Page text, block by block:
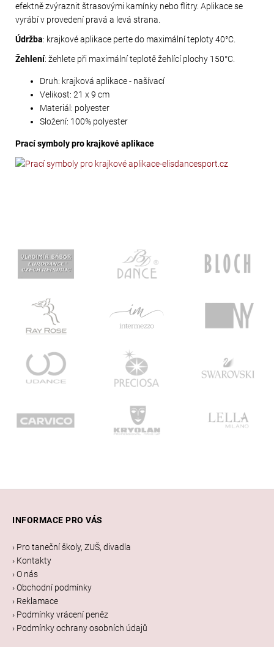
efektně zvýraznit štrasovými kamínky nebo flitry. Aplikace se
vyrábí v provedení pravá a levá strana.
Údržba: krajkové aplikace perte do maximální teploty 40°C.
Žehlení: žehlete při maximální teplotě žehlící plochy 150°C.
Druh: krajková aplikace - našívací
Velikost: 21 x 9 cm
Materiál: polyester
Složení: 100% polyester
Prací symboly pro krajkové aplikace
CM
620
Kč
INFORMACE PRO VÁS
› Pro taneční školy, ZUŠ, divadla
› Kontakty
› O nás
› Obchodní podmínky
› Reklamace
› Podmínky vrácení peněz
› Podmínky ochrany osobních údajů